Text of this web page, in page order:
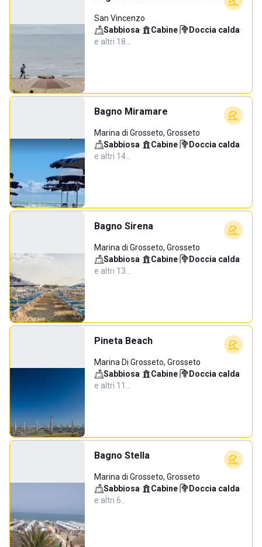
San Vincenzo
Sabbiosa· Cabine· Doccia calda·
e altri 18…
Bagno Miramare
Marina di Grosseto, Grosseto
Sabbiosa· Cabine· Doccia calda·
e altri 14…
Bagno Sirena
Marina di Grosseto, Grosseto
Sabbiosa· Cabine· Doccia calda·
e altri 13…
Pineta Beach
Marina Di Grosseto, Grosseto
Sabbiosa· Cabine· Doccia calda·
e altri 11…
Bagno Stella
Marina di Grosseto, Grosseto
Sabbiosa· Cabine· Doccia calda·
e altri 6…